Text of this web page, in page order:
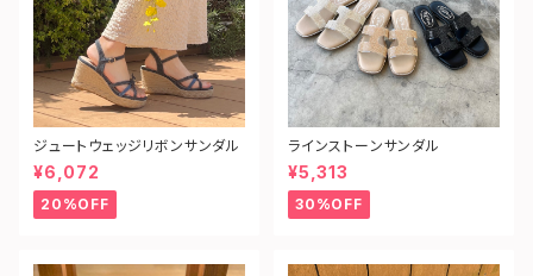
ジュートウェッジリボンサンダル
¥6,072
20%OFF
ラインストーンサンダル
¥5,313
30%OFF